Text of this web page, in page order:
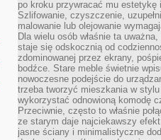
po kroku przywracać mu estetykę
Szlifowanie, czyszczenie,
malowanie lub olejowanie
Dla wielu osób właśnie ta
staje się odskocznią od
zdominowanej przez ekrany,
bodźce. Stare meble świetnie
nowoczesne podejście do
trzeba tworzyć mieszkania w
wykorzystać odnowioną komodę
Przeciwnie, często to właśnie
ze starym daje najciekawszy
jasne ściany i minimalistyczne